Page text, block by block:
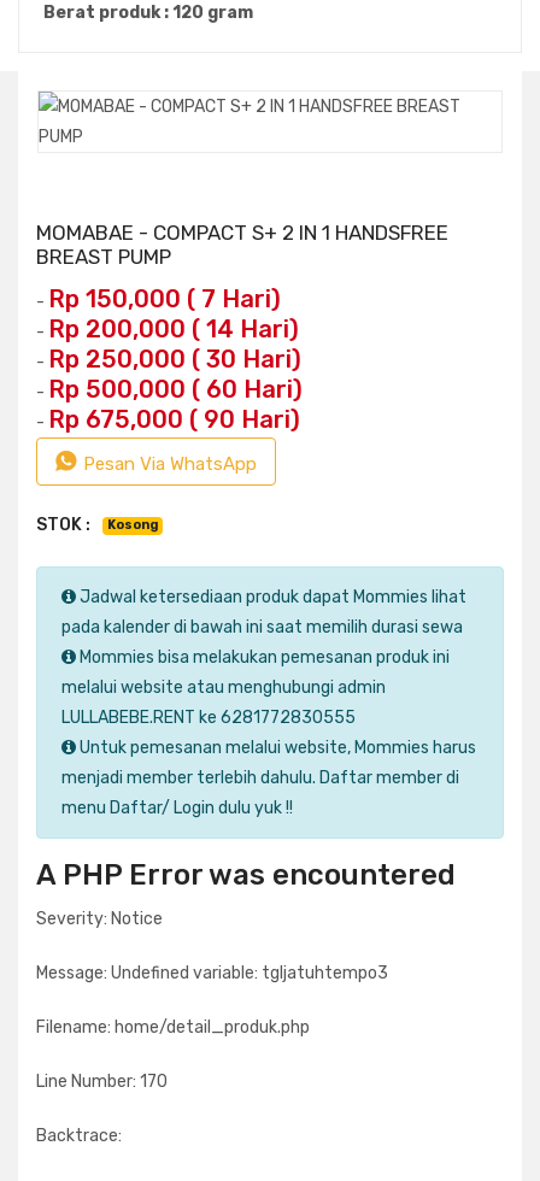
MOMABAE - COMPACT S+ 2 IN 1 HANDSFREE
BREAST PUMP
- Rp 150,000 ( 7 Hari)
- Rp 200,000 ( 14 Hari)
- Rp 250,000 ( 30 Hari)
- Rp 500,000 ( 60 Hari)
- Rp 675,000 ( 90 Hari)
Pesan Via WhatsApp
STOK : Kosong
Jadwal ketersediaan produk dapat Mommies lihat
pada kalender di bawah ini saat memilih durasi sewa
Mommies bisa melakukan pemesanan produk ini
melalui website atau menghubungi admin
LULLABEBE.RENT ke 6281772830555
Untuk pemesanan melalui website, Mommies harus
menjadi member terlebih dahulu. Daftar member di
menu Daftar/ Login dulu yuk !!
A PHP Error was encountered
Severity: Notice
Message: Undefined variable: tgljatuhtempo3
Filename: home/detail_produk.php
Line Number: 170
Backtrace:
Berat produk : 120 gram